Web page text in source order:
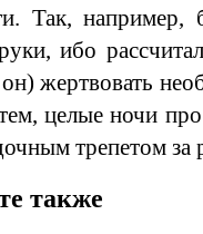
Так,
ибо
он) жертвовать
целые ночи
трепетом
также